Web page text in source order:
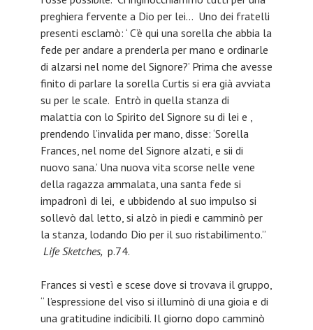
preghiera fervente a Dio per lei… Uno dei fratelli
presenti esclamò: ‘ C’è qui una sorella che abbia la
fede per andare a prenderla per mano e ordinarle
di alzarsi nel nome del Signore?’ Prima che avesse
finito di parlare la sorella Curtis si era già avviata
su per le scale. Entrò in quella stanza di
malattia con lo Spirito del Signore su di lei e ,
prendendo l’invalida per mano, disse: ‘Sorella
Frances, nel nome del Signore alzati, e sii di
nuovo sana.’ Una nuova vita scorse nelle vene
della ragazza ammalata, una santa fede si
impadronì di lei, e ubbidendo al suo impulso si
sollevò dal letto, si alzò in piedi e camminò per
la stanza, lodando Dio per il suo ristabilimento.”
Life Sketches, p.74.
Frances si vestì e scese dove si trovava il gruppo,
“ l’espressione del viso si illuminò di una gioia e di
una gratitudine indicibili. Il giorno dopo camminò